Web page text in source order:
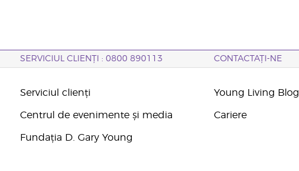
SERVICIUL CLIENȚI : 0800 890113 CONTACTAȚI-NE
Serviciul clienți
Centrul de evenimente și media
Fundația D. Gary Young
Young Living Blog
Cariere